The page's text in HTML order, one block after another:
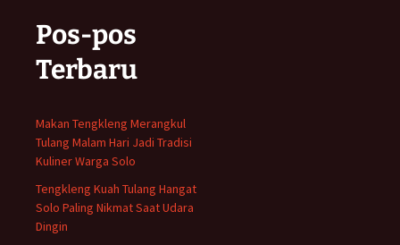
Pos-pos
Terbaru
Makan Tengkleng Merangkul
Tulang Malam Hari Jadi Tradisi
Kuliner Warga Solo
Tengkleng Kuah Tulang Hangat
Solo Paling Nikmat Saat Udara
Dingin